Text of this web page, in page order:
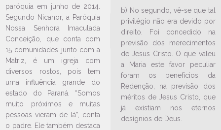
paróquia em junho de 2014.
Segundo Nicanor, a Paróquia
Nossa Senhora Imaculada
Conceição, que conta com
15 comunidades junto com a
Matriz, é um igreja com
diversos rostos, pois tem
uma influência grande do
estado do Paraná. “Somos
muito próximos e muitas
pessoas vieram de lá”, conta
o padre. Ele também destaca
b) No segundo, vê-se que tal
privilégio não era devido por
direito. Foi concedido na
previsão dos merecimentos
de Jesus Cristo. O que valeu
a Maria este favor peculiar
foram os benefícios da
Redenção, na previsão dos
méritos de Jesus Cristo, que
já existiam nos eternos
desígnios de Deus.